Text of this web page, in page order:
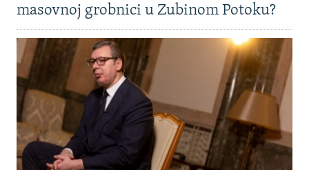
masovnoj grobnici u Zubinom Potoku?